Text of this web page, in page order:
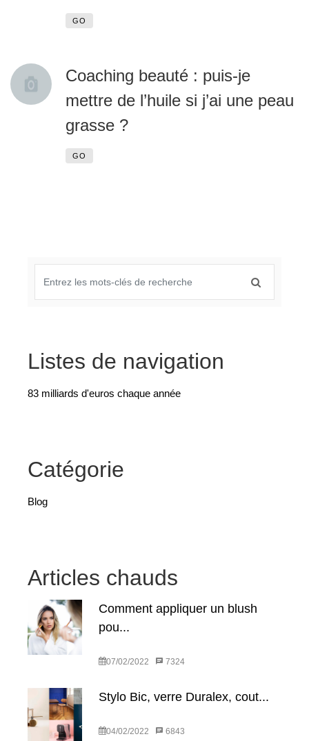
GO
Coaching beauté : puis-je
mettre de l’huile si j’ai une peau
grasse ?
GO
Listes de navigation
83 milliards d'euros chaque année
Catégorie
Blog
Articles chauds
Comment appliquer un blush
pou...
07/02/2022 7324
Stylo Bic, verre Duralex, cout...
04/02/2022 6843